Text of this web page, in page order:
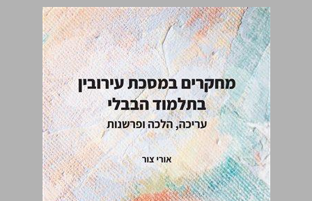
מחקרים במסכת עירובין בתלמוד הבבלי ... 0